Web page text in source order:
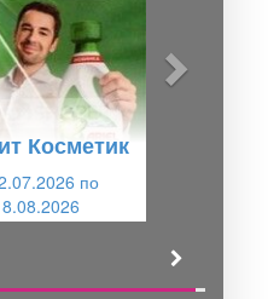
Косметик
по